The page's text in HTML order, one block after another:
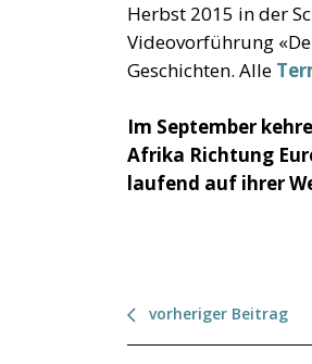
Herbst 2015 in der
Videovorführung
Geschichten. Alle
Im September
Afrika Richtung
laufend auf ihrer
vorheriger Beitrag